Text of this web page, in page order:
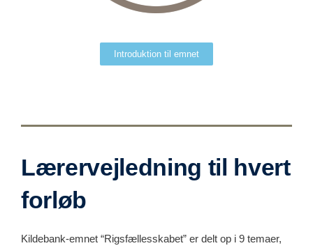
Introduktion til emnet
Lærervejledning til hvert
forløb
Kildebank-emnet “Rigsfællesskabet” er delt op i 9 temaer,